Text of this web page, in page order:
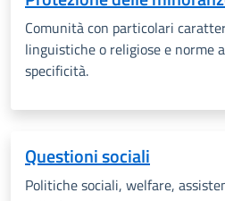
Comunità con particolari
linguistiche o religiose e norme
specificità.
Questioni sociali
Politiche sociali, welfare,